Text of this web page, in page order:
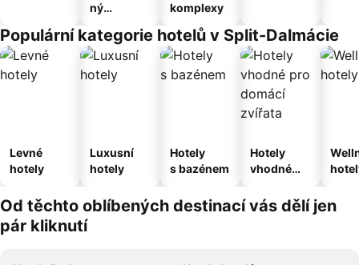
ný
komplexy
Populární kategorie hotelů v Split-Dalmácie
Levné
hotely
Luxusní
hotely
Hotely
s bazénem
Hotely
vhodné
domácí
zvířata
Od těchto oblíbených destinací vás dělí jen
pár kliknutí